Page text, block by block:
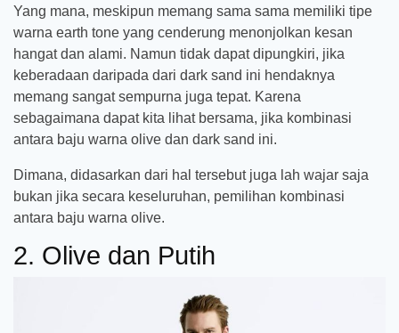
Yang mana, meskipun memang sama sama memiliki tipe
warna earth tone yang cenderung menonjolkan kesan
hangat dan alami. Namun tidak dapat dipungkiri, jika
keberadaan daripada dari dark sand ini hendaknya
memang sangat sempurna juga tepat. Karena
sebagaimana dapat kita lihat bersama, jika kombinasi
antara baju warna olive dan dark sand ini.
Dimana, didasarkan dari hal tersebut juga lah wajar saja
bukan jika secara keseluruhan, pemilihan kombinasi
antara baju warna olive.
2. Olive dan Putih